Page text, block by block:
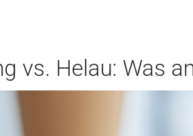
vs. Helau: Was